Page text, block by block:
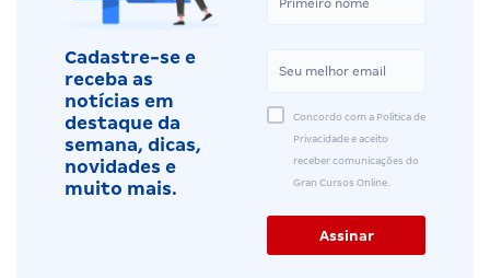
Cadastre-se e
receba as
notícias em
destaque da
semana, dicas,
novidades e
muito mais.
Concordo com a Política de
Privacidade e aceito
receber comunicações do
Gran Cursos Online.